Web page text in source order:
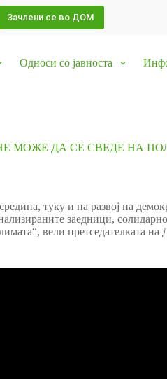
Зачлени се во ДОМ
Односи со јавноста
МОЖЕ ДА СЕ СВЕДЕ НА
туку и на развој на
заедници,
вели претседателката